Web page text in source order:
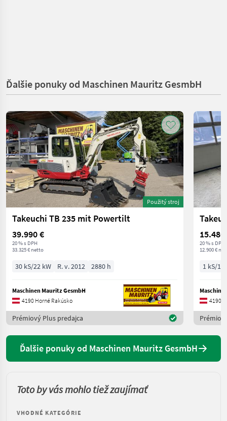
Ďalšie ponuky od Maschinen Mauritz GesmbH
Použitý stroj
Takeuchi TB 235 mit Powertilt
39.990 €
20 % s DPH
33.325 € netto
30 kS/22 kW R. v. 2012 2880 h
Maschinen Mauritz GesmbH
4190 Horné Rakúsko
Prémiový Plus predajca
15.480
20 % s DPH
12.900 €
1 kS/1
4190
Ďalšie ponuky od Maschinen Mauritz GesmbH
Toto by vás mohlo tiež zaujímať
VHODNÉ KATEGÓRIE